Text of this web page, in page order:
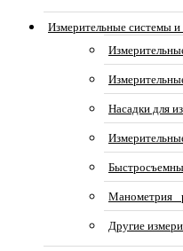
Измерительные системы
Насадки для
Манометрия_
Другие